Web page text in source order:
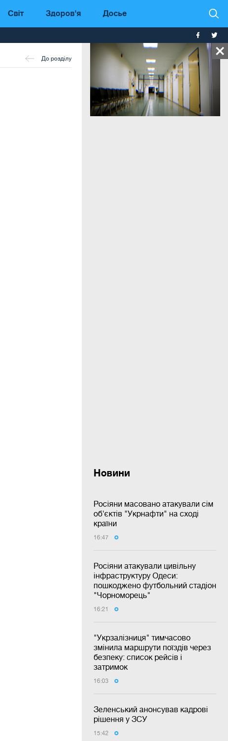
Світ Здоров'я Досье
Новини
Росіяни масовано атакували сім
об'єктів "Укрнафти" на сході
країни
16:47
Росіяни атакували цивільну
інфраструктуру Одеси:
пошкоджено футбольний стадіон
"Чорноморець"
16:21
"Укрзалізниця" тимчасово
змінила маршрути поїздів через
безпеку: список рейсів і
затримок
16:03
Зеленський анонсував кадрові
рішення у ЗСУ
15:42
До розділу